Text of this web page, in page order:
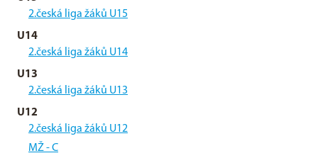
2.česká liga žáků U15
U14
2.česká liga žáků U14
U13
2.česká liga žáků U13
U12
2.česká liga žáků U12
MŽ - C